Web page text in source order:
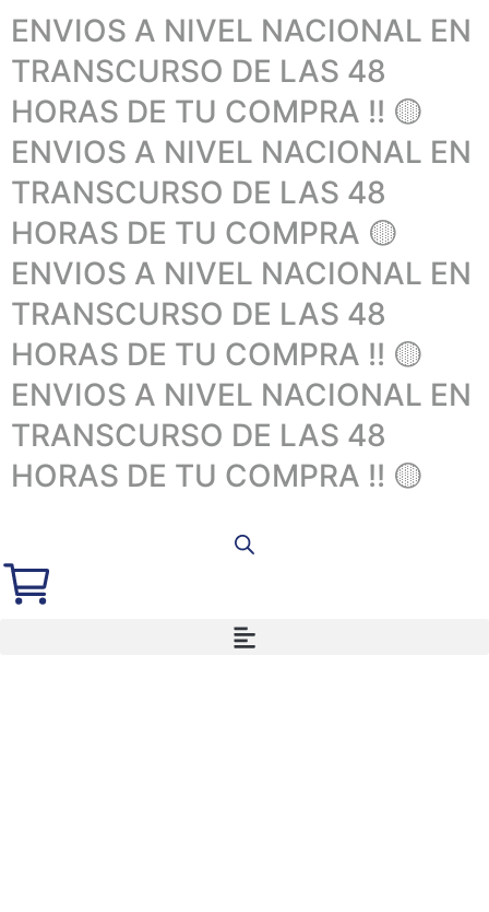
ENVIOS A NIVEL NACIONAL EN
TRANSCURSO DE LAS 48
HORAS DE TU COMPRA !! 🟡
ENVIOS A NIVEL NACIONAL EN
TRANSCURSO DE LAS 48
HORAS DE TU COMPRA 🟡
ENVIOS A NIVEL NACIONAL EN
TRANSCURSO DE LAS 48
HORAS DE TU COMPRA !! 🟡
ENVIOS A NIVEL NACIONAL EN
TRANSCURSO DE LAS 48
HORAS DE TU COMPRA !! 🟡